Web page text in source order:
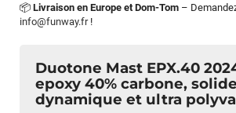
Duotone Mast EPX.40
epoxy 40% carbone,
dynamique et ultra
📦 Livraison en Europe et Dom-Tom –
info@funway.fr!